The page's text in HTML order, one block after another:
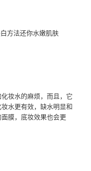
方法还你水嫩肌肤
妆水的麻烦，而且，它
水更有效，缺水明显和
膜，底妆效果也会更